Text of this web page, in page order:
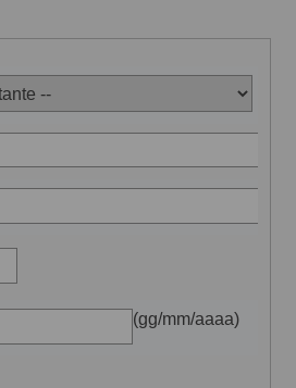
(gg/mm/aaaa)